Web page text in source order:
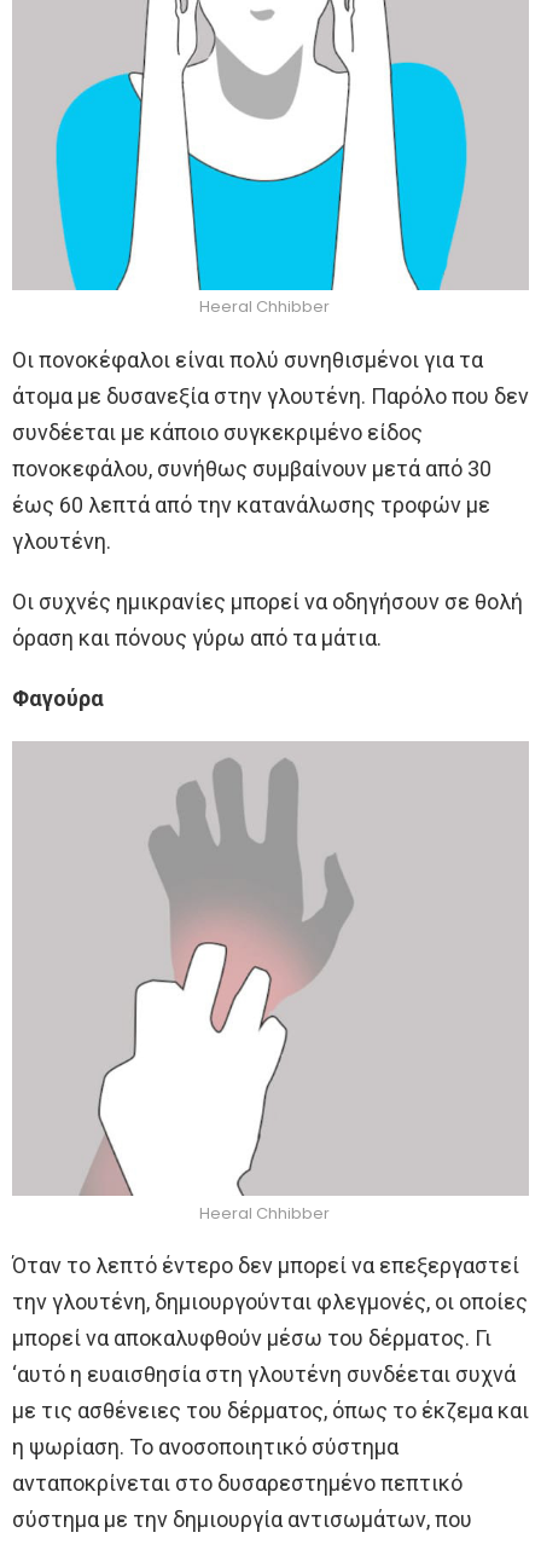
Heeral Chhibber
Οι πονοκέφαλοι είναι πολύ συνηθισμένοι για τα
άτομα με δυσανεξία στην γλουτένη. Παρόλο που δεν
συνδέεται με κάποιο συγκεκριμένο είδος
πονοκεφάλου, συνήθως συμβαίνουν μετά από 30
έως 60 λεπτά από την κατανάλωσης τροφών με
γλουτένη.
Οι συχνές ημικρανίες μπορεί να οδηγήσουν σε θολή
όραση και πόνους γύρω από τα μάτια.
Φαγούρα
Heeral Chhibber
Όταν το λεπτό έντερο δεν μπορεί να επεξεργαστεί
την γλουτένη, δημιουργούνται φλεγμονές, οι οποίες
μπορεί να αποκαλυφθούν μέσω του δέρματος. Γι
‘αυτό η ευαισθησία στη γλουτένη συνδέεται συχνά
με τις ασθένειες του δέρματος, όπως το έκζεμα και
η ψωρίαση. Το ανοσοποιητικό σύστημα
ανταποκρίνεται στο δυσαρεστημένο πεπτικό
σύστημα με την δημιουργία αντισωμάτων, που